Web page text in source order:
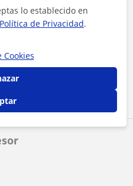
ahora
lo establecido en
Política de Privacidad.
Cookies